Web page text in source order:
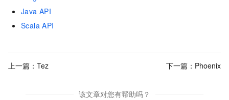
Java API
Scala API
上一篇： Tez 下一篇： Phoenix
该文章对您有帮助吗？